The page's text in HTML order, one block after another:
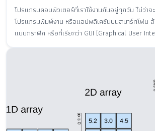
โปรแกรมคอมพิวเตอร์ที่เราใช้งานกันอยู่ทุกวัน ไม่ว่าจะ
โปรแกรมพิมพ์งาน หรือแอปพลิเคชันบนสมาร์ทโฟน
แบบกราฟิก หรือที่เรียกว่า GUI (Graphical User